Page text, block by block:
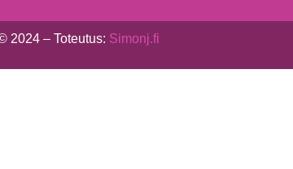
2024 – Toteutus: Simonj.fi